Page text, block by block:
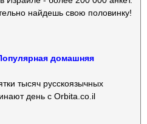
найдешь свою половинку!
домашняя
тысяч русскоязычных
день с Orbita.co.il